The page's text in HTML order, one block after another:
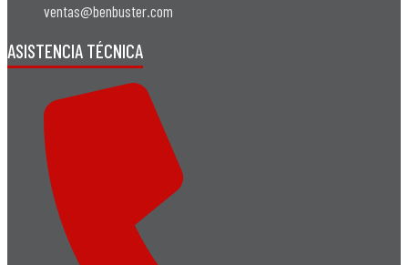
ventas@benbuster.com
ASISTENCIA TÉCNICA